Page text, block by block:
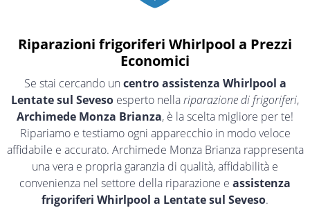
Riparazioni frigoriferi Whirlpool a Prezzi
Economici
Se stai cercando un centro assistenza Whirlpool a
Lentate sul Seveso esperto nellariparazione di frigoriferi,
Archimede Monza Brianza, è la scelta migliore per te!
Ripariamo e testiamo ogni apparecchio in modo veloce
affidabile e accurato. Archimede Monza Brianza rappresenta
una vera e propria garanzia di qualità, affidabilità e
convenienza nel settore della riparazione e assistenza
frigoriferi Whirlpool a Lentate sul Seveso.